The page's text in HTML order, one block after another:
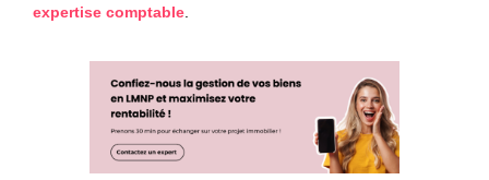
expertise comptable